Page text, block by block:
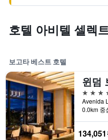
호텔 아비텔 셀렉
보고타 베스트 호텔
윈덤
5성급
0.0km 중